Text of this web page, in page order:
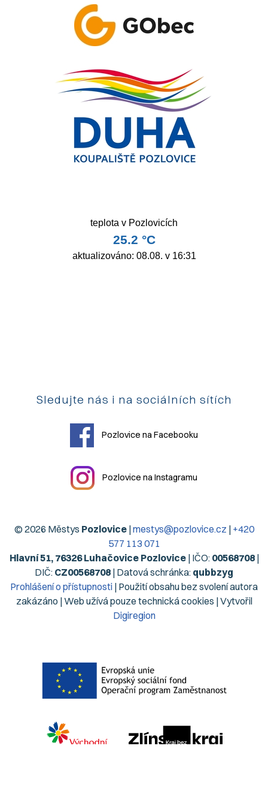
Sledujte nás i na sociálních sítích
Pozlovice na Facebooku
Pozlovice na Instagramu
© 2026 Městys Pozlovice|mestys@pozlovice.cz | +420
577 113 071
Hlavní 51, 76326 Luhačovice Pozlovice| IČO: 00568708|
DIČ: CZ00568708 | Datová schránka: qubbzyg
Prohlášení o přístupnosti | Použití obsahu bez svolení autora
zakázáno | Web užívá pouze technická cookies | Vytvořil
Digiregion